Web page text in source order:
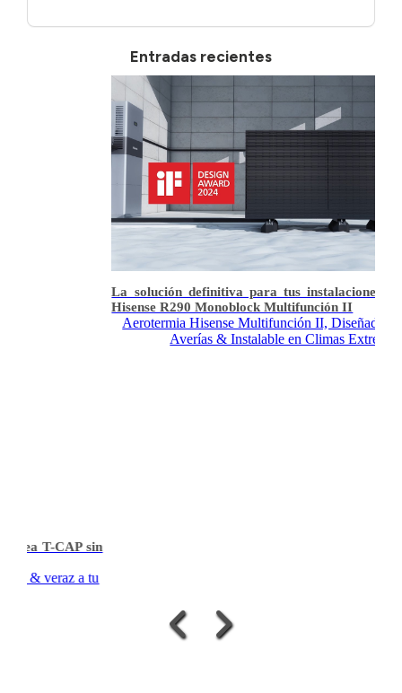
Entradas recientes
T-CAP sin
& veraz a tu
La solución definitiva para tus instalaciones:
Hisense R290 Monoblock Multifunción II
Aerotermia Hisense Multifunción II, Diseñada para
Averías & Instalable en Climas Extremos